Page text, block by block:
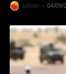
admin 04/09/